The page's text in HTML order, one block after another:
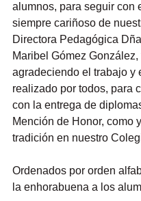
alumnos, para seguir con
siempre cariñoso de
Directora Pedagógica
Maribel Gómez
agradeciendo el trabajo y
realizado por todos, para
con la entrega de
Mención de Honor, como
tradición en nuestro
Ordenados por orden
la enhorabuena a los